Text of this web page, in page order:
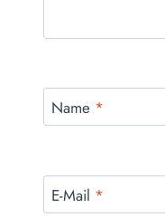
Name *
E-Mail *